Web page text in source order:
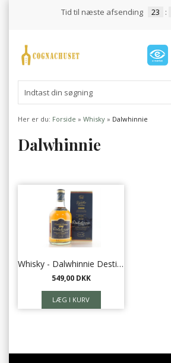
Tid til næste afsending 23 :
Her er du: Forside » Whisky » Dalwhinnie
Dalwhinnie
Whisky - Dalwhinnie Destiller's Edition 2000 43% - 70 cl.
549,00 DKK